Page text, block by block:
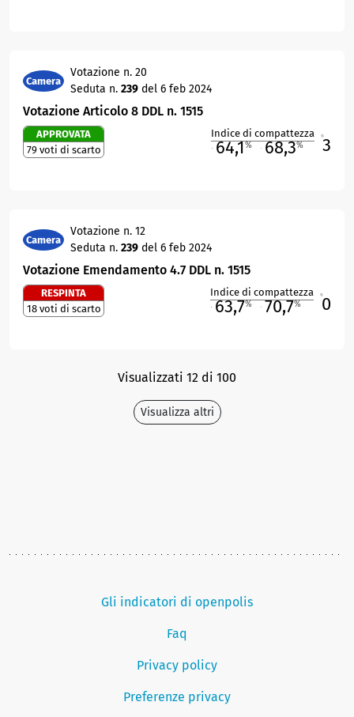
Camera
Votazione n. 20
Seduta n. 239 del 6 feb 2024
Votazione Articolo 8 DDL n. 1515
APPROVATA
79 voti di scarto
Indice di compattezza
64,1% 68,3% 3
Camera
Votazione n. 12
Seduta n. 239 del 6 feb 2024
Votazione Emendamento 4.7 DDL n. 1515
RESPINTA
18 voti di scarto
Indice di compattezza
63,7% 70,7% 0
Visualizzati 12 di 100
Visualizza altri
Gli indicatori di openpolis
Faq
Privacy policy
Preferenze privacy